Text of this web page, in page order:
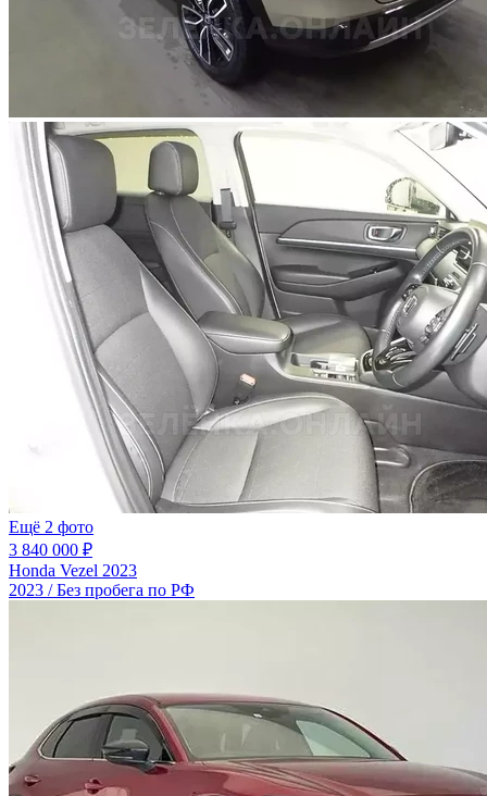
Ещё 2 фото
3 840 000 ₽
Honda Vezel 2023
2023 / Без пробега по РФ